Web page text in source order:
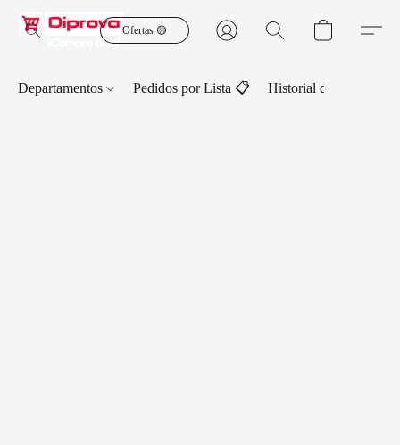
Ofertas 🟡
Departamentos Pedidos por Lista 📋 Historial de Pedidos